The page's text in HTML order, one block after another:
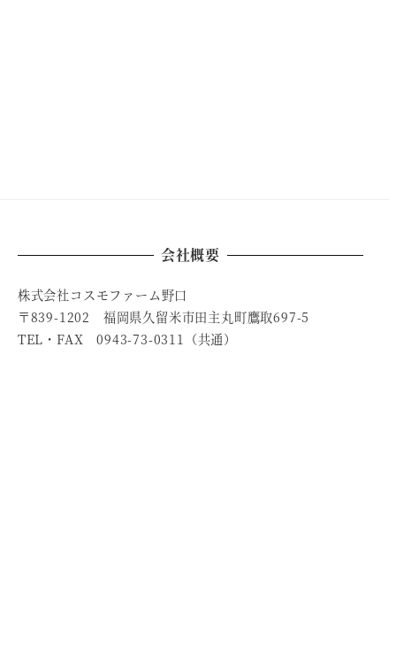
会社概要
株式会社コスモファーム野口
〒839-1202 福岡県久留米市田主丸町鷹取697-5
TEL・FAX 0943-73-0311（共通）